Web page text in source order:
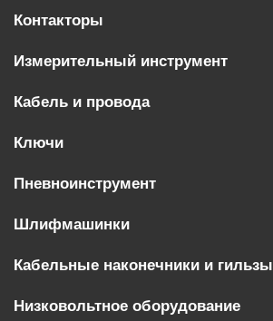
Контакторы
Измерительный инструмент
Кабель и провода
Ключи
Пневноинструмент
Шлифмашинки
Кабельные наконечники и гильзы
Низковольтное оборудование